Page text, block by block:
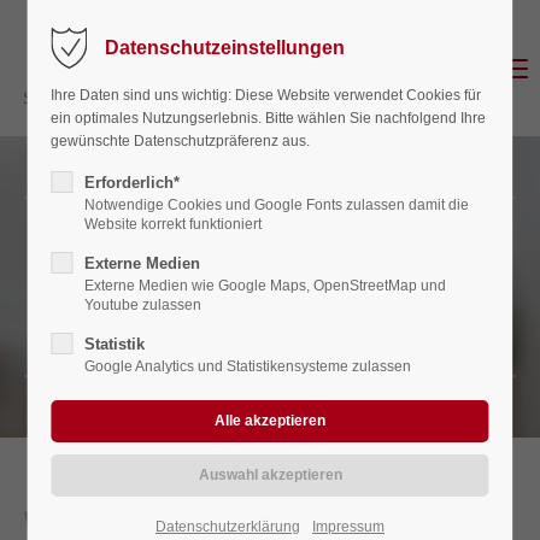
Login
Benutzername
Passwort
Anmelden
Register|Lost your password?
Support
SCHIEBER + BERRESHEIM
Datenschutzeinstellungen
Ihre Daten sind uns wichtig: Diese Website verwendet Cookies für
ein optimales Nutzungserlebnis. Bitte wählen Sie nachfolgend Ihre
gewünschte Datenschutzpräferenz aus.
Erforderlich*
Notwendige Cookies und Google Fonts zulassen damit die
Website korrekt funktioniert
Externe Medien
Externe Medien wie Google Maps, OpenStreetMap und
Youtube zulassen
Statistik
Google Analytics und Statistikensysteme zulassen
Datenschutzerklärung Impressum